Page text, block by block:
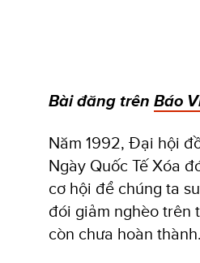
Bài đăng trên Báo
Năm 1992, Đại hội
Ngày Quốc Tế Xóa
cơ hội để chúng ta
đói giảm nghèo trên
còn chưa hoàn thành.